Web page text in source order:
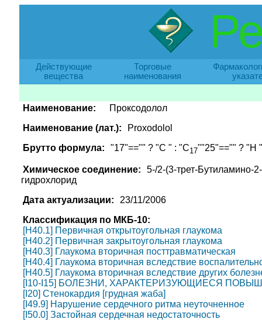
Действующие
вещества
Торговые
наименования
Наименование:
Проксодолол
Наименование (лат.):
Proxodolol
Брутто формула:
"17"=="" ? "C " : "C17""25"=="" ? "H
Химическое соединение:
5-/2-(3-трет-Бутиламино-
гидрохлорид
Дата актуализации:
23/11/2006
Классификация по МКБ-10:
[H40.1] Первичная открытоугольная глаукома
[H40.2] Первичная закрытоугольная глаукома
[H40.3] Глаукома вторичная посттравматическая
[H40.4] Глаукома вторичная вследствие
[H40.5] Глаукома вторичная вследствие других
[I10-I15] БОЛЕЗНИ, ХАРАКТЕРИЗУЮЩИЕСЯ
[I20] Стенокардия [грудная жаба]
[I49.9] Нарушение сердечного ритма неуточненное
[I50.0] Застойная сердечная недостаточность